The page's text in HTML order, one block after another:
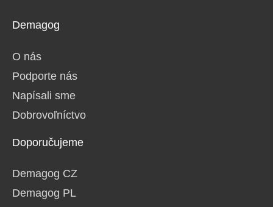
Demagog
O nás
Podporte nás
Napísali sme
Dobrovoľníctvo
Doporučujeme
Demagog CZ
Demagog PL